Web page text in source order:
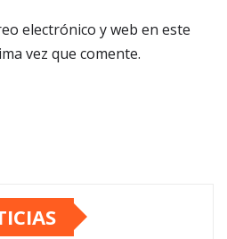
electrónico y web en este
vez que comente.